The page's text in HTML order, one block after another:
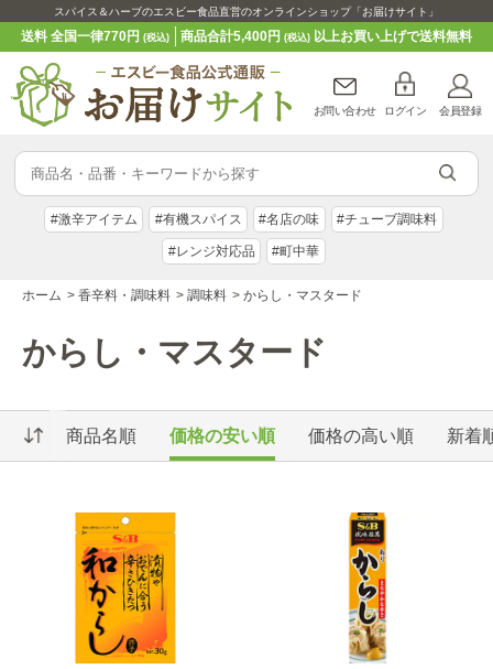
スパイス＆ハーブのエスビー食品直営のオンラインショップ「お届けサイト」
送料 全国一律770円(税込) 商品合計5,400円 (税込)以上お買い上げで送料無料
お問い合わせ ログイン 会員登録
#激辛アイテム #有機スパイス #名店の味 #チューブ調味料
#レンジ対応品 #町中華
ホーム > 香辛料・調味料 > 調味料 > からし・マスタード
からし・マスタード
商品名順 価格の安い順 価格の高い順 新着